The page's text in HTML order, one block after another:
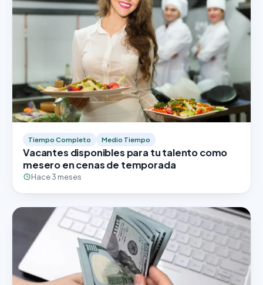
Tiempo Completo Medio Tiempo
Vacantes disponibles para tu talento como
mesero en cenas de temporada
Hace 3 meses